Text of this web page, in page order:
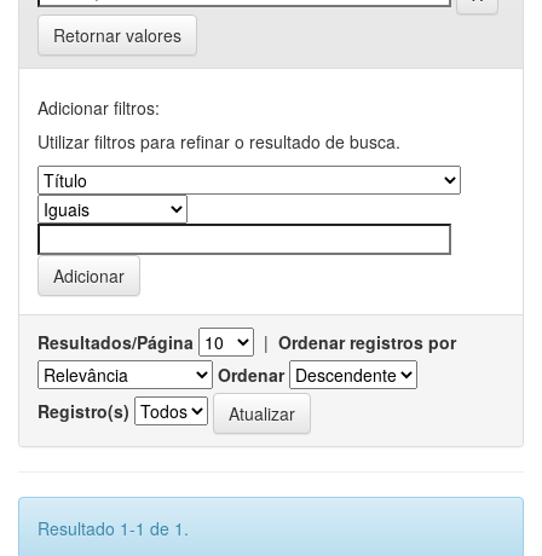
Retornar valores
Adicionar filtros:
Utilizar filtros para refinar o resultado de busca.
Resultados/Página | Ordenar registros por
Ordenar
Registro(s)
Resultado 1-1 de 1.